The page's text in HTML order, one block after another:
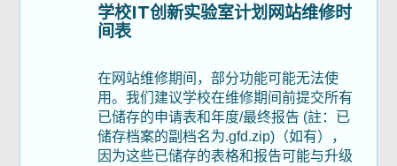
学校IT创新实验室计划网站维修时
间表
在网站维修期间，部分功能可能无法使
用。我们建议学校在维修期间前提交所有
已储存的申请表和年度/最终报告 (註：已
储存档案的副档名为.gfd.zip)（如有），
因为这些已储存的表格和报告可能与升级